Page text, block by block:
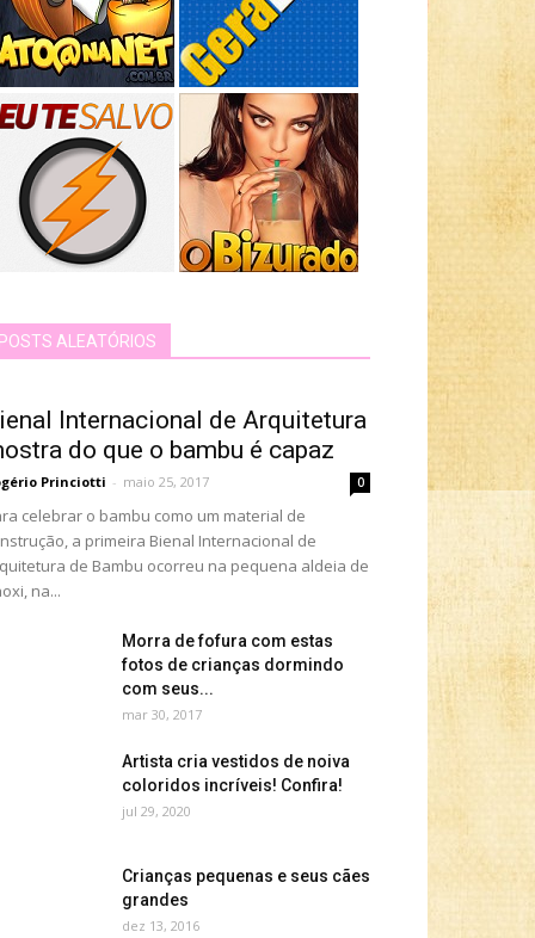
ALEATÓRIOS
Internacional de Arquitetura
do que o bambu é capaz
Princiotti - maio 25, 2017 0
celebrar o bambu como um material de
a primeira Bienal Internacional de
de Bambu ocorreu na pequena aldeia de
na...
Morra de fofura com estas
fotos de crianças dormindo
com seus...
mar 30, 2017
Artista cria vestidos de noiva
coloridos incríveis! Confira!
jul 29, 2020
Crianças pequenas e seus cães
grandes
dez 13, 2016